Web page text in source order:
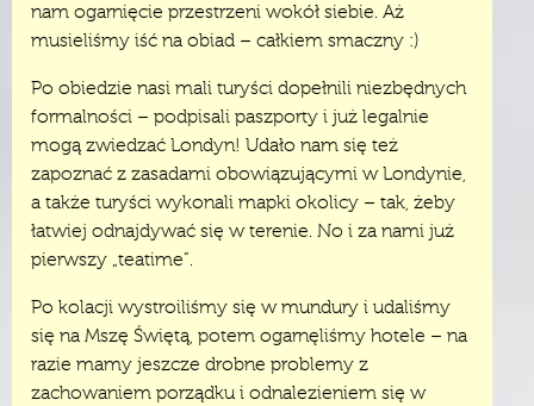
nam ogarnięcie przestrzeni wokół siebie. Aż
musieliśmy iść na obiad – całkiem smaczny :)
Po obiedzie nasi mali turyści dopełnili niezbędnych
formalności – podpisali paszporty i już legalnie
mogą zwiedzać Londyn! Udało nam się też
zapoznać z zasadami obowiązującymi w Londynie,
a także turyści wykonali mapki okolicy – tak, żeby
łatwiej odnajdywać się w terenie. No i za nami już
pierwszy „teatime”.
Po kolacji wystroiliśmy się w mundury i udaliśmy
się na Mszę Świętą, potem ogarnęliśmy hotele – na
razie mamy jeszcze drobne problemy z
zachowaniem porządku i odnalezieniem się w